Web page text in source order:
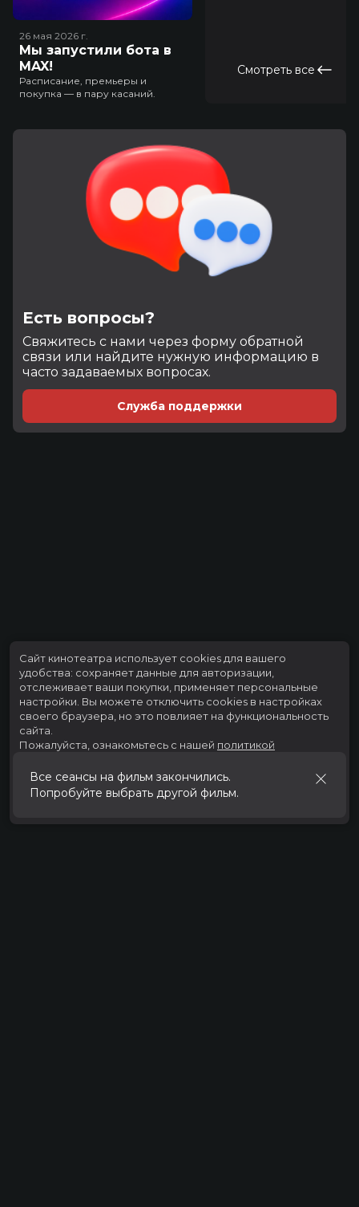
26 мая 2026 г.
Мы запустили бота в
MAX!
Расписание, премьеры и
покупка — в пару касаний.
Смотреть все
Есть вопросы?
Cвяжитесь с нами через форму обратной
связи или найдите нужную информацию в
часто задаваемых вопросах.
Служба поддержки
Все сеансы на фильм закончились.
Попробуйте выбрать другой фильм.
Сайт кинотеатра использует cookies для вашего
удобства: сохраняет данные для авторизации,
отслеживает ваши покупки, применяет персональные
настройки. Вы можете отключить cookies в настройках
своего браузера, но это повлияет на функциональность
сайта.
Пожалуйста, ознакомьтесь с нашей политикой
Принять